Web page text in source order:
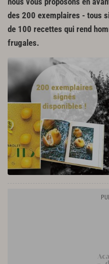
des 200 exemplaires - tous
de 100 recettes qui rend
frugales.